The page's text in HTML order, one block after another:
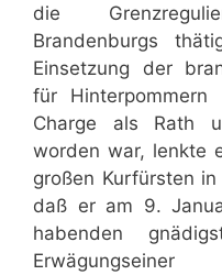
die
Brandenburgs
Einsetzung der
für
Charge als Rath
worden war, lenkte
großen Kurfürsten
daß er am 9.
habenden